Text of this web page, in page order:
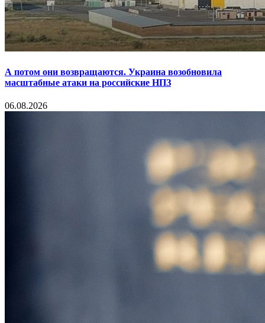
А потом они возвращаются. Украина возобновила
масштабные атаки на российские НПЗ
06.08.2026